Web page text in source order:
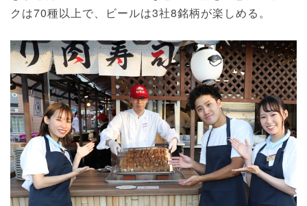
クは70種以上で、ビールは3社8銘柄が楽しめる。